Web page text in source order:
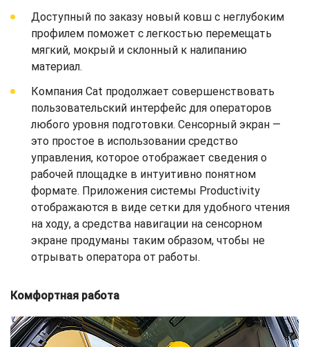
Доступный по заказу новый ковш с неглубоким
профилем поможет с легкостью перемещать
мягкий, мокрый и склонный к налипанию
материал.
Компания Cat продолжает совершенствовать
пользовательский интерфейс для операторов
любого уровня подготовки. Сенсорный экран —
это простое в использовании средство
управления, которое отображает сведения о
рабочей площадке в интуитивно понятном
формате. Приложения системы Productivity
отображаются в виде сетки для удобного чтения
на ходу, а средства навигации на сенсорном
экране продуманы таким образом, чтобы не
отрывать оператора от работы.
Комфортная работа